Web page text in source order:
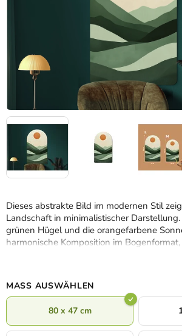
Dieses abstrakte Bild im modernen Stil
Landschaft in minimalistischer
grünen Hügel und die orangefarbene
harmonische Komposition im
MASS AUSWÄHLEN
80 x 47 cm